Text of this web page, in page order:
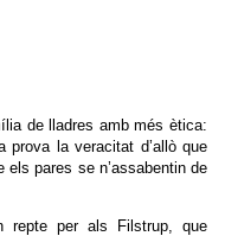
de lladres amb més ètica:
prova la veracitat d’allò que
els pares se n’assabentin de
repte per als Filstrup, que